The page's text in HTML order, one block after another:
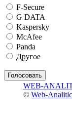
F-Secure
G DATA
Kaspersky
McAfee
Panda
Другое
WEB-
© Web-